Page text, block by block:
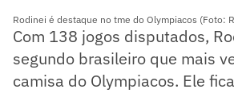
Rodinei é destaque no tme do Olympiacos (Foto:
Com 138 jogos disputados,
segundo brasileiro que mais
camisa do Olympiacos. Ele